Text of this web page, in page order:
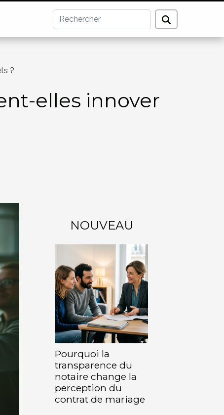
?
elles innover
NOUVEAU
Pourquoi la
transparence du
notaire change la
perception du
contrat de mariage